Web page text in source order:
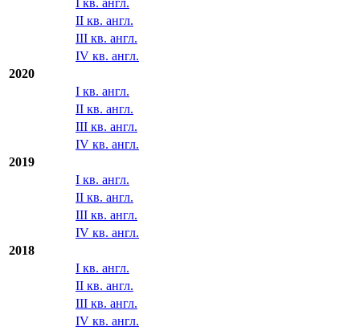
I кв. англ.
II кв. англ.
III кв. англ.
IV кв. англ.
2020
I кв. англ.
II кв. англ.
III кв. англ.
IV кв. англ.
2019
I кв. англ.
II кв. англ.
III кв. англ.
IV кв. англ.
2018
I кв. англ.
II кв. англ.
III кв. англ.
IV кв. англ.